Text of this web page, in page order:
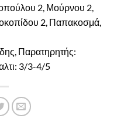
2, Μούρνου 2,
2, Παπακοσμά,
Παρατηρητής:
3/3-4/5